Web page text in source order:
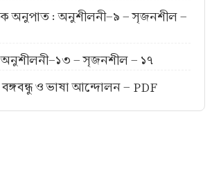
অনুপাত : অনুশীলনী-৯ - সৃজনশীল -
অনুশীলনী-১৩ - সৃজনশীল - ১৭
: বঙ্গবন্ধু ও ভাষা আন্দোলন - PDF